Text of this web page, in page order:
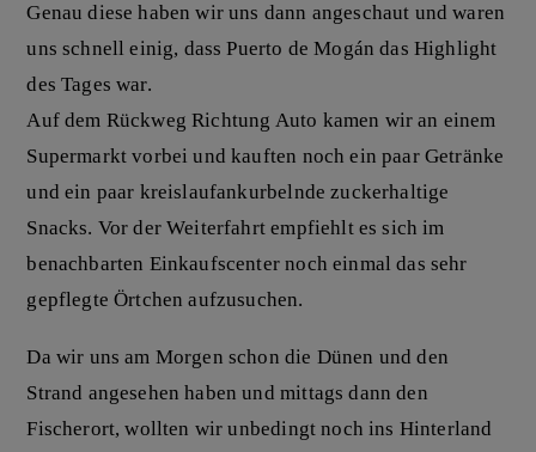
Genau diese haben wir uns dann angeschaut und waren
uns schnell einig, dass Puerto de Mogán das Highlight
des Tages war.
Auf dem Rückweg Richtung Auto kamen wir an einem
Supermarkt vorbei und kauften noch ein paar Getränke
und ein paar kreislaufankurbelnde zuckerhaltige
Snacks. Vor der Weiterfahrt empfiehlt es sich im
benachbarten Einkaufscenter noch einmal das sehr
gepflegte Örtchen aufzusuchen.
Da wir uns am Morgen schon die Dünen und den
Strand angesehen haben und mittags dann den
Fischerort, wollten wir unbedingt noch ins Hinterland